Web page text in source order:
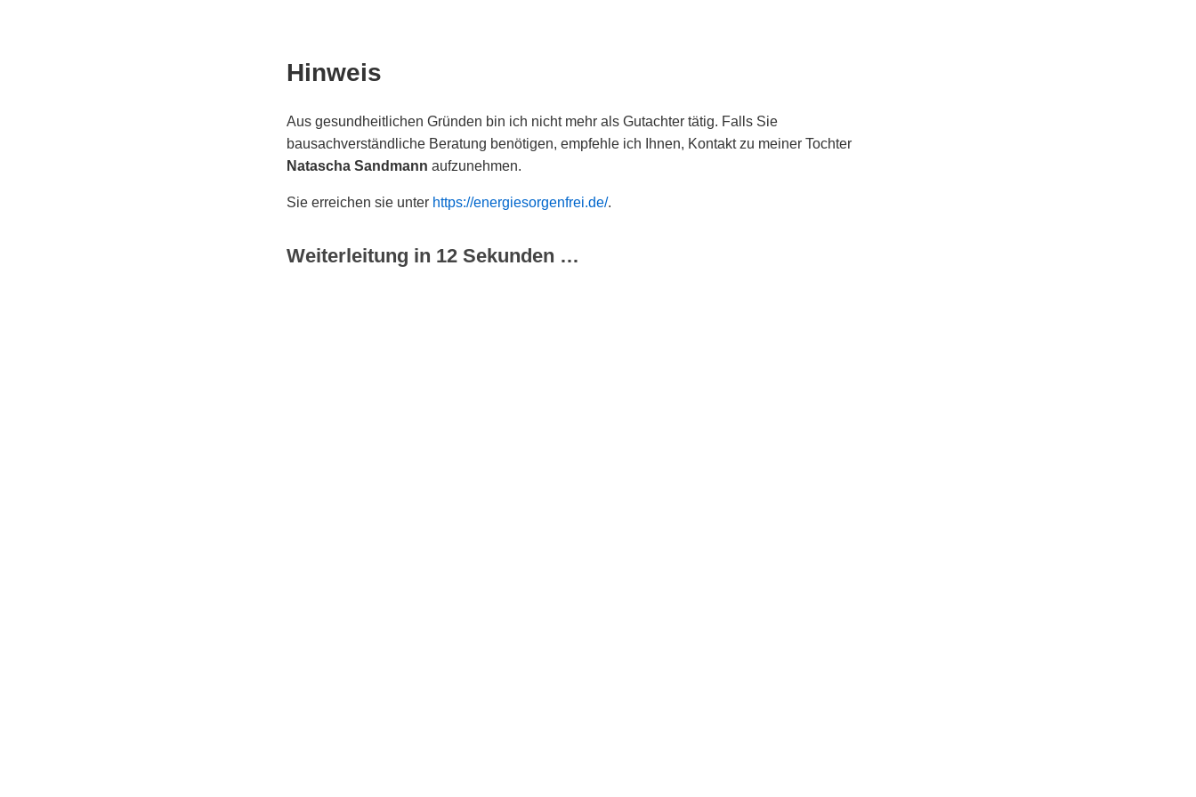
Hinweis
Aus gesundheitlichen Gründen bin ich nicht mehr als Gutachter tätig. Falls Sie
bausachverständliche Beratung benötigen, empfehle ich Ihnen, Kontakt zu meiner Tochter
Natascha Sandmann aufzunehmen.
Sie erreichen sie unter https://energiesorgenfrei.de/.
Weiterleitung in 12 Sekunden …